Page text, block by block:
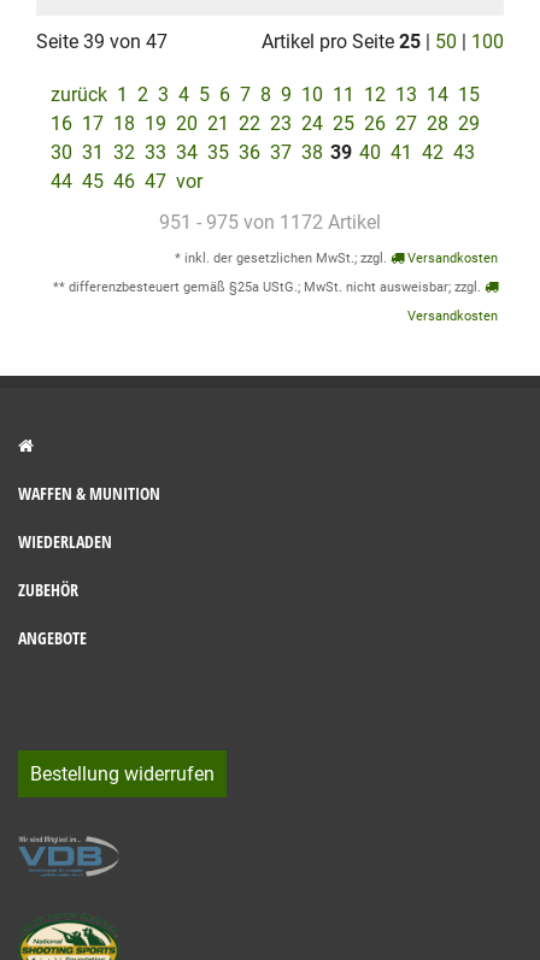
Artikel pro Seite 25 | 50 | 100
Seite 39 von 47
zurück 1 2 3 4 5 6 7 8 9 10 11 12 13 14 15
16 17 18 19 20 21 22 23 24 25 26 27 28 29
30 31 32 33 34 35 36 37 38 39 40 41 42 43
44 45 46 47 vor
951 - 975 von 1172 Artikel
* inkl. der gesetzlichen MwSt.; zzgl.
Versandkosten
** differenzbesteuert gemäß §25a UStG.; MwSt. nicht ausweisbar; zzgl.
Versandkosten
WAFFEN & MUNITION
WIEDERLADEN
ZUBEHÖR
ANGEBOTE
Bestellung widerrufen